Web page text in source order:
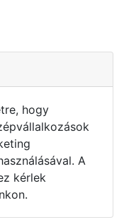
hogy
A
kérlek